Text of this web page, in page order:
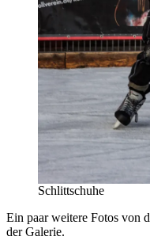
Schlittschuhe
Ein paar weitere Fotos von
der Galerie.